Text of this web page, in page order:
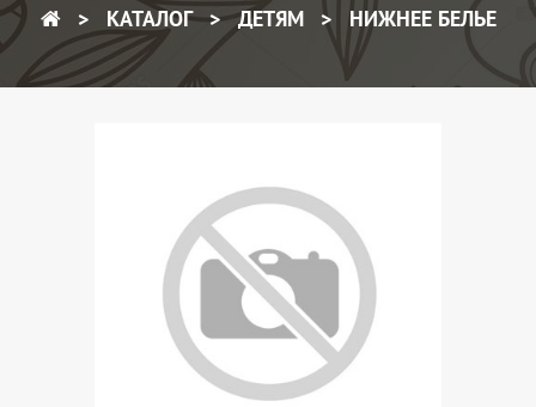
КАТАЛОГ ДЕТЯМ НИЖНЕЕ БЕЛЬЕ